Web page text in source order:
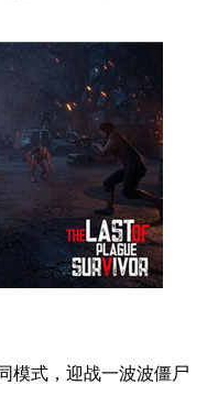
模式，迎战一波波僵尸